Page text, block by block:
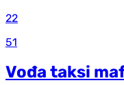
22
51
Vođa taksi